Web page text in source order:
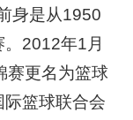
身是从1950
2012年1月
赛更名为篮球
篮球联合会